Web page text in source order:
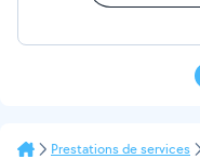
Prestations de services